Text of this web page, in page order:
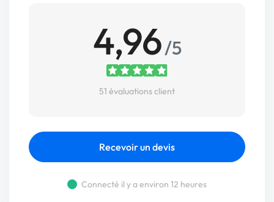
4,96/5
51 évaluations client
Recevoir un devis
Connecté il y a environ 12 heures